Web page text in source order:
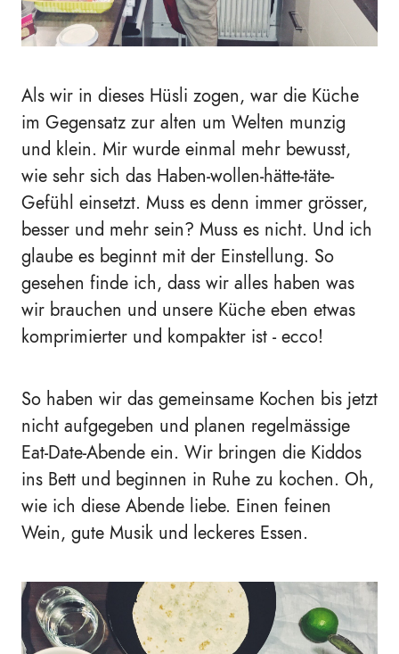
Als wir in dieses Hüsli zogen, war die Küche
im Gegensatz zur alten um Welten munzig
und klein. Mir wurde einmal mehr bewusst,
wie sehr sich das Haben-wollen-hätte-täte-
Gefühl einsetzt. Muss es denn immer grösser,
besser und mehr sein? Muss es nicht. Und ich
glaube es beginnt mit der Einstellung. So
gesehen finde ich, dass wir alles haben was
wir brauchen und unsere Küche eben etwas
komprimierter und kompakter ist - ecco!
So haben wir das gemeinsame Kochen bis jetzt
nicht aufgegeben und planen regelmässige
Eat-Date-Abende ein. Wir bringen die Kiddos
ins Bett und beginnen in Ruhe zu kochen. Oh,
wie ich diese Abende liebe. Einen feinen
Wein, gute Musik und leckeres Essen.